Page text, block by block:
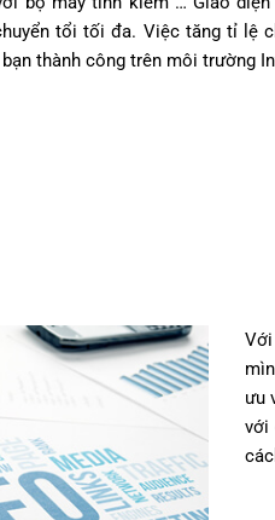
tổi tối đa. Việc tăng tỉ lệ
thành công trên môi trường
ưu
với